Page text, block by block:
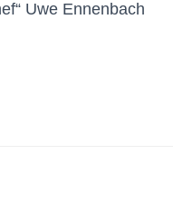
Uwe Ennenbach